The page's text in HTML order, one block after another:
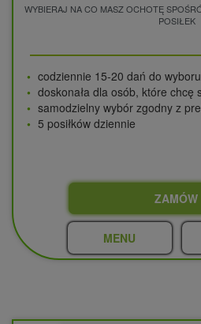
WYBIERAJ NA CO MASZ OCHOTĘ
POSIŁEK
codziennie 15-20 dań do wyboru
doskonała dla osób, które chcę
samodzielny wybór zgodny z
5 posiłków dziennie
ZAMÓW
MENU